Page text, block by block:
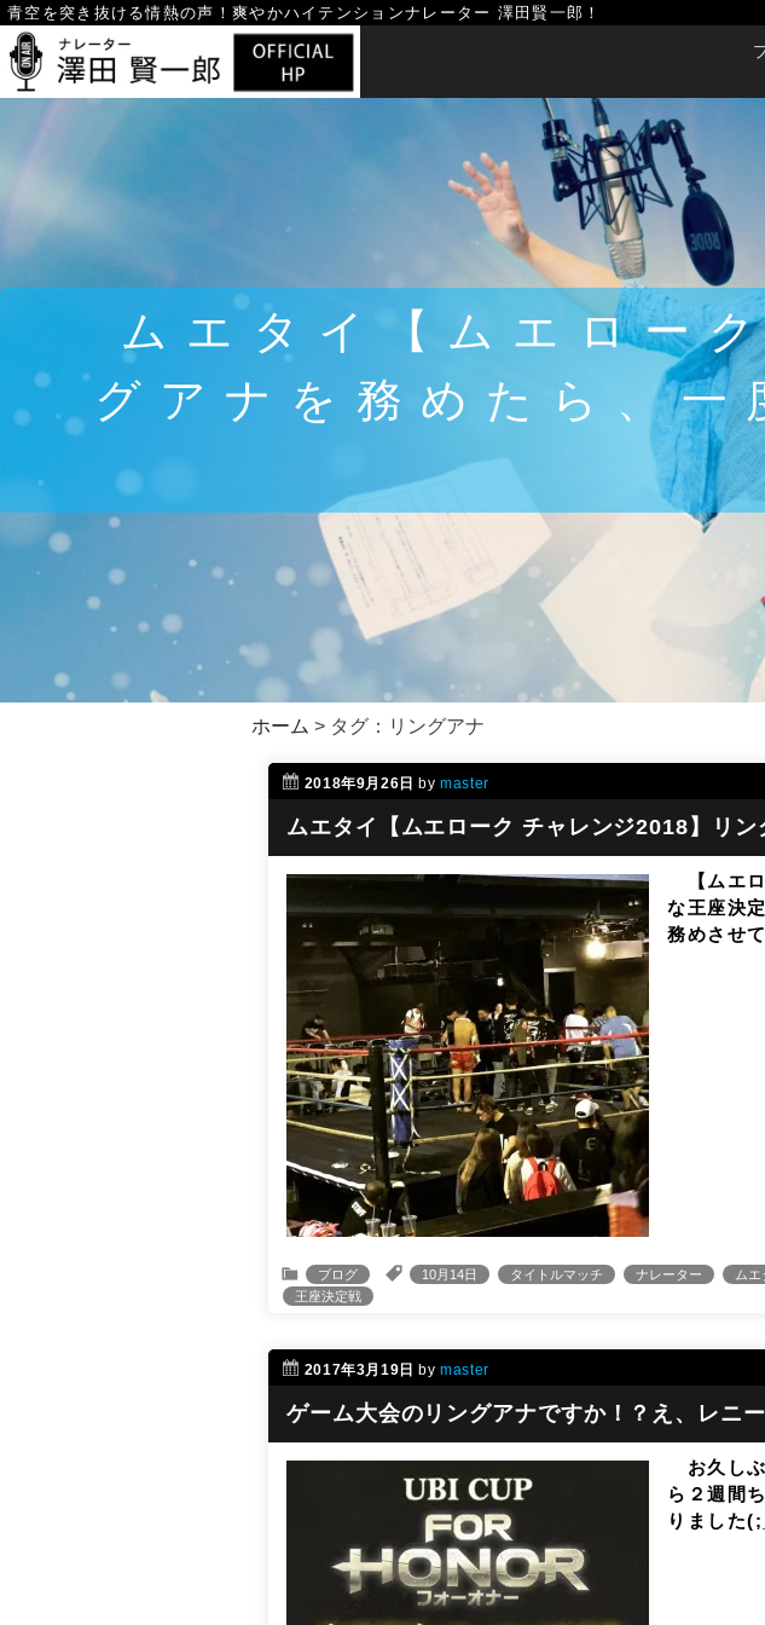
Skip
content
青空を突き抜ける情熱の声！ 爽やかハイテンションナレーター 澤田賢一郎！
ムエタイ【ムエロー
グアナを務めたら、
ホーム > タグ：リングアナ
2018年9月26日 bymaster
ムエタイ【ムエローク チャレンジ2018】リ
【ムエロ
な王座決
務めさせ
ブログ 10月14日 タイトルマッチ ナレーター ムエ
王座決定戦
2017年3月19日 bymaster
ゲーム大会のリングアナですか！？え、レニ
お久し
ら２週間
りまし